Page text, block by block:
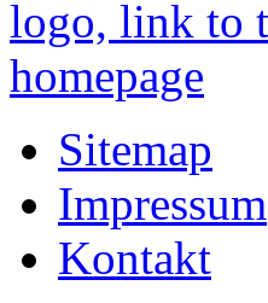
Sitemap
Impressum
Kontakt